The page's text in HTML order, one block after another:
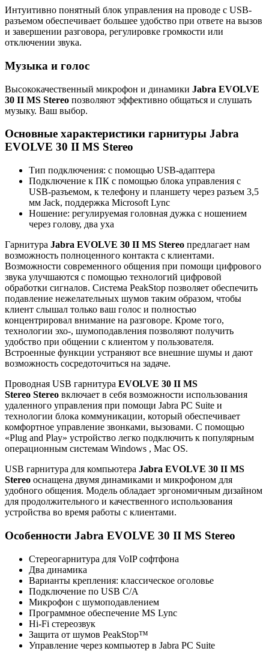
Интуитивно понятный блок управления на проводе с USB-
разъемом обеспечивает большее удобство при ответе на вызов
и завершении разговора, регулировке громкости или
отключении звука.
Музыка и голос
Высококачественный микрофон и динамики Jabra EVOLVE
30 II MS Stereo позволяют эффективно общаться и слушать
музыку. Ваш выбор.
Основные характеристики гарнитуры Jabra
EVOLVE 30 II MS Stereo
Тип подключения: с помощью USB-адаптера
Подключение к ПК с помощью блока управления с
USB-разъемом, к телефону и планшету через разъем 3,5
мм Jack, поддержка Microsoft Lync
Ношение: регулируемая головная дужка с ношением
через голову, два уха
Гарнитура Jabra EVOLVE 30 II MS Stereo предлагает нам
возможность полноценного контакта с клиентами.
Возможности современного общения при помощи цифрового
звука улучшаются с помощью технологий цифровой
обработки сигналов. Система PeakStop позволяет обеспечить
подавление нежелательных шумов таким образом, чтобы
клиент слышал только ваш голос и полностью
концентрировал внимание на разговоре. Кроме того,
технологии эхо-, шумоподавления позволяют получить
удобство при общении с клиентом у пользователя.
Встроенные функции устраняют все внешние шумы и дают
возможность сосредоточиться на задаче.
Проводная USB гарнитура EVOLVE 30 II MS
Stereo Stereo включает в себя возможности использования
удаленного управления при помощи Jabra PC Suite и
технологии блока коммуникации, который обеспечивает
комфортное управление звонками, вызовами. С помощью
«Plug and Play» устройство легко подключить к популярным
операционным системам Windows , Mac OS.
USB гарнитура для компьютера Jabra EVOLVE 30 II MS
Stereo оснащена двумя динамиками и микрофоном для
удобного общения. Модель обладает эргономичным дизайном
для продолжительного и качественного использования
устройства во время работы с клиентами.
Особенности Jabra EVOLVE 30 II MS Stereo
Стереогарнитура для VoIP софтфона
Два динамика
Варианты крепления: классическое оголовье
Подключение по USB C/A
Микрофон с шумоподавлением
Программное обеспечение MS Lync
Hi-Fi стереозвук
Защита от шумов PeakStop™
Управление через компьютер в Jabra PC Suite